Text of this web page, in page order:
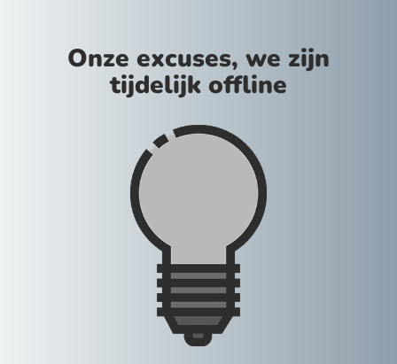
Onze excuses, we zijn
tijdelijk offline